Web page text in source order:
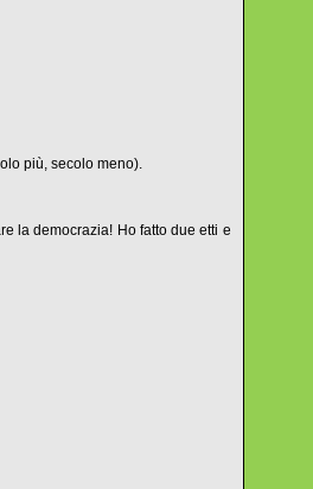
più, secolo meno).
la democrazia! Ho fatto due etti e